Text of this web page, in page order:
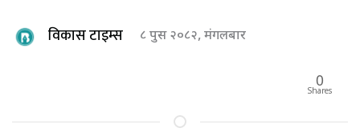
विकास टाइम्स ८ पुस २०८२, मंगलबार
0
Shares